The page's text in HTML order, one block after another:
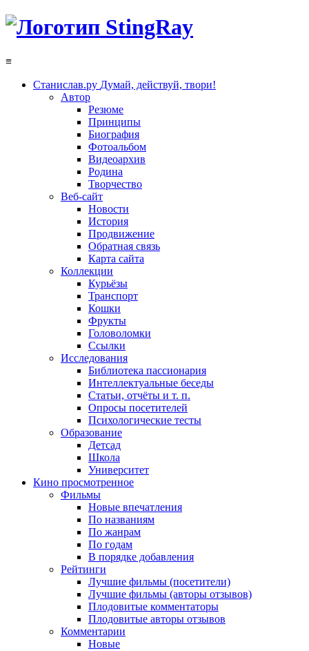
≡
Станислав.ру Думай, действуй, твори!
Автор
Резюме
Принципы
Биография
Фотоальбом
Видеоархив
Родина
Творчество
Веб-сайт
Новости
История
Продвижение
Обратная связь
Карта сайта
Коллекции
Курьёзы
Транспорт
Кошки
Фрукты
Головоломки
Ссылки
Исследования
Библиотека пассионария
Интеллектуальные беседы
Статьи, отчёты и т. п.
Опросы посетителей
Психологические тесты
Образование
Детсад
Школа
Университет
Кино просмотренное
Фильмы
Новые впечатления
По названиям
По жанрам
По годам
В порядке добавления
Рейтинги
Лучшие фильмы (посетители)
Лучшие фильмы (авторы отзывов)
Плодовитые комментаторы
Плодовитые авторы отзывов
Комментарии
Новые